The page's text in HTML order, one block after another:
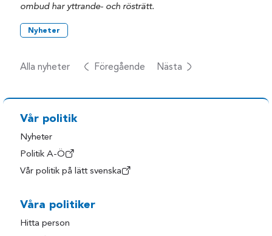
ombud har yttrande- och rösträtt.
Nyheter
Alla nyheter Föregående Nästa
Vår politik
Nyheter
Politik A-Ö
Vår politik på lätt svenska
Våra politiker
Hitta person